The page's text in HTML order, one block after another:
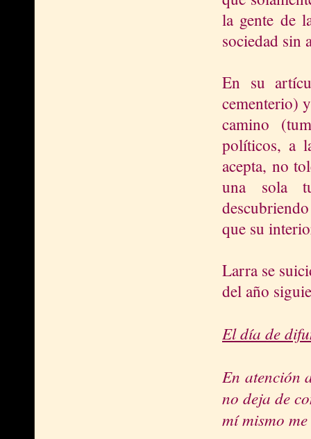
la gente de
sociedad sin
En su
cementerio)
camino
políticos, a
acepta, no
una sola
que su
Larra se
del año
El día de
En atención
no deja de
mí mismo